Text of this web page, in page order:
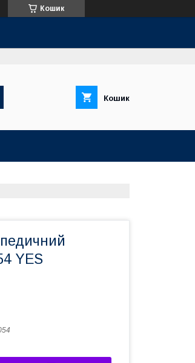
Кошик
Кошик
YES